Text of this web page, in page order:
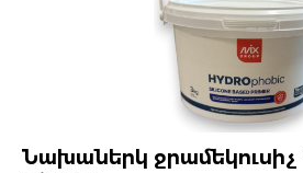
Նախաներկ ջրամեկուսիչ